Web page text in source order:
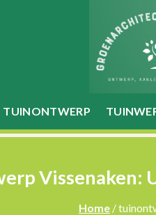
TUINONTWERP
Vissenaken:
Home /